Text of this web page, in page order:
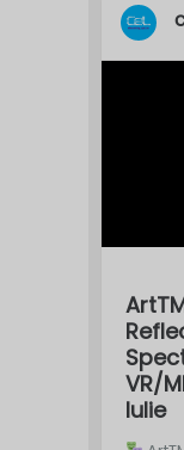
VR/
Iulie